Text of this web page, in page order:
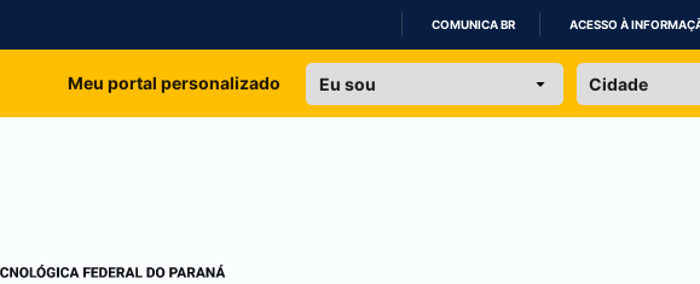
IR
COMUNICA BR ACESSO À
Meu portal personalizado